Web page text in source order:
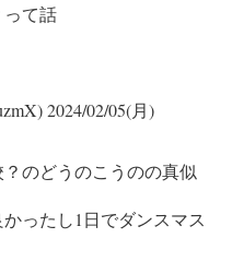
て話
2024/02/05(月)
のどうのこうのの真似
ったし1日でダンスマス